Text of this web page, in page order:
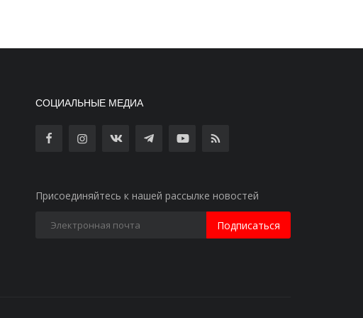
СОЦИАЛЬНЫЕ МЕДИА
Присоединяйтесь к нашей рассылке новостей
Подписаться